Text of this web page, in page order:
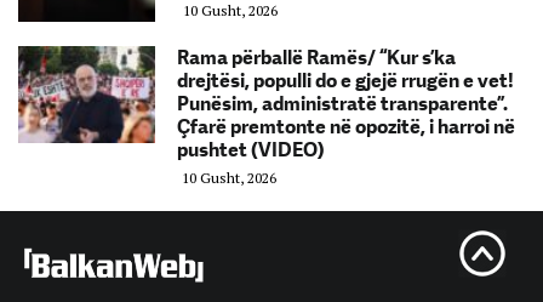
10 Gusht, 2026
Rama përballë Ramës/ “Kur s’ka
drejtësi, populli do e gjejë rrugën e vet!
Punësim, administratë transparente”.
Çfarë premtonte në opozitë, i harroi në
pushtet (VIDEO)
10 Gusht, 2026